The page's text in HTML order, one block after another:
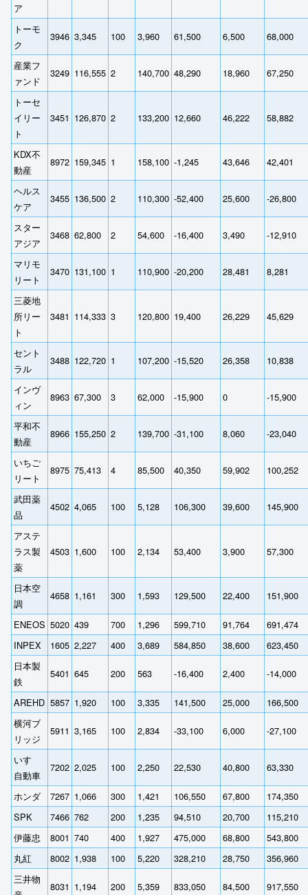
ア
トーモ
ク
3946 3,345 100 3,960 61,500 6,500 68,000
産業フ
ァンド
3249 116,555 2 140,700 48,290 18,960 67,250
トーセ
イリー
ト
3451 126,870 2 133,200 12,660 46,222 58,882
KDX不
動産
8972 159,345 1 158,100 -1,245 43,646 42,401
ヘルス
ケア
3455 136,500 2 110,300 -52,400 25,600 -26,800
スター
アジア
3468 62,800 2 54,600 -16,400 3,490 -12,910
マリモ
リート
3470 131,100 1 110,900 -20,200 28,481 8,281
三菱地
所リー
ト
3481 114,333 3 120,800 19,400 26,229 45,629
セント
ラル
3488 122,720 1 107,200 -15,520 26,358 10,838
インヴ
ィン
8963 67,300 3 62,000 -15,900 0 -15,900
平和不
動産
8966 155,250 2 139,700 -31,100 8,060 -23,040
いちご
リート
8975 75,413 4 85,500 40,350 59,902 100,252
武田薬
品
4502 4,065 100 5,128 106,300 39,600 145,900
アステ
ラス製
薬
4503 1,600 100 2,134 53,400 3,900 57,300
日本空
調
4658 1,161 300 1,593 129,500 22,400 151,900
ENEOS 5020 439 700 1,296 599,710 91,764
691,474
INPEX
1605 2,227 400 3,689 584,850 38,600
623,450
日本製
鉄
5401 645 200 563 -16,400 2,400 -14,000
AREHD 5857 1,920 100 3,335 141,500 25,000
166,500
横河ブ
リッジ
5911 3,165 100 2,834 -33,100 6,000 -27,100
いすゞ
自動車
7202 2,025 100 2,250 22,530 40,800 63,330
ホンダ 7267 1,066 300 1,421 106,550 67,800
174,350
SPK
7466 762 200 1,235 94,510 20,700
115,210
伊藤忠
8001 740 400 1,927 475,000 68,800
543,800
丸紅
8002 1,938 100 5,220 328,210 28,750
356,960
三井物
8031 1,194 200 5,359 833,050 84,500 917,550